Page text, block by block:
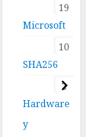
19
Microsoft
10
SHA256
2
Hardware
y